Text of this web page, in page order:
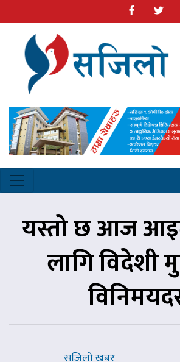
यस्तो छ आज
लागि विदेशी
सजिलो खबर